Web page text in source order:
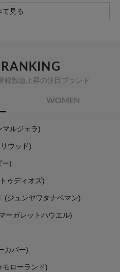
て見る
録数急上昇の注目ブランド
WOMEN
マルジェラ)
ウッド)
ー)
ゥディオズ)
(ジュンヤワタナベマン)
ーガレットハウエル)
カバー)
モローランド)